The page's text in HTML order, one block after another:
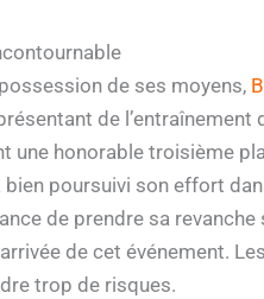
de ses moyens,
de
une honorable troisième
bien poursuivi son effort
de prendre sa
de cet événement.
trop de risques.